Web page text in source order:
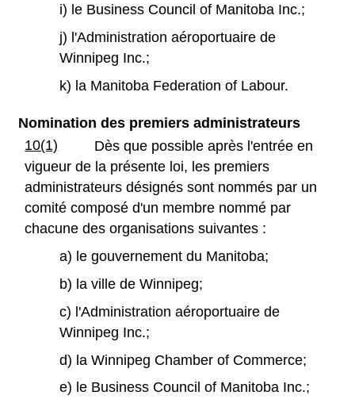
i) le Business Council of Manitoba Inc.;
j) l'Administration aéroportuaire de
Winnipeg Inc.;
k) la Manitoba Federation of Labour.
Nomination des premiers administrateurs
10(1)
Dès que possible après l'entrée en
vigueur de la présente loi, les premiers
administrateurs désignés sont nommés par un
comité composé d'un membre nommé par
chacune des organisations suivantes :
a) le gouvernement du Manitoba;
b) la ville de Winnipeg;
c) l'Administration aéroportuaire de
Winnipeg Inc.;
d) la Winnipeg Chamber of Commerce;
e) le Business Council of Manitoba Inc.;